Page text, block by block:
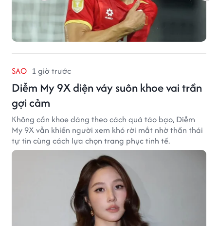
SAO 1 giờ trước
Diễm My 9X diện váy suôn khoe vai trần
gợi cảm
Không cần khoe dáng theo cách quá táo bạo, Diễm
My 9X vẫn khiến người xem khó rời mắt nhờ thần thái
tự tin cùng cách lựa chọn trang phục tinh tế.